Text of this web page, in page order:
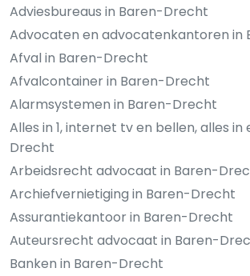
Adviesbureaus in Baren-Drecht
Advocaten en advocatenkantoren in
Afval in Baren-Drecht
Afvalcontainer in Baren-Drecht
Alarmsystemen in Baren-Drecht
Alles in 1, internet tv en bellen, alles in
Drecht
Arbeidsrecht advocaat in Baren-
Archiefvernietiging in Baren-Drecht
Assurantiekantoor in Baren-Drecht
Auteursrecht advocaat in Baren-
Banken in Baren-Drecht